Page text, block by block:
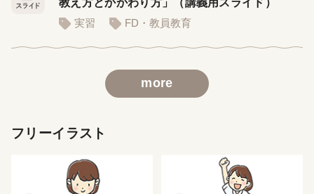
実習
FD・教員教育
more
フリーイラスト